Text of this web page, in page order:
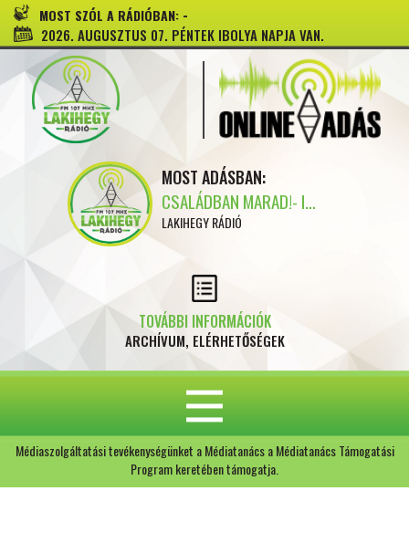
MOST SZÓL A RÁDIÓBAN: -
2026. AUGUSZTUS 07. PÉNTEK IBOLYA NAPJA VAN.
MOST ADÁSBAN:
CSALÁDBAN MARAD!- I...
LAKIHEGY RÁDIÓ
TOVÁBBI INFORMÁCIÓK
ARCHÍVUM, ELÉRHETŐSÉGEK
Médiaszolgáltatási tevékenységünket a Médiatanács a Médiatanács Támogatási
Program keretében támogatja.